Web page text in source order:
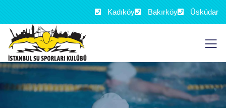
Kadıköy Bakırköy Üsküdar